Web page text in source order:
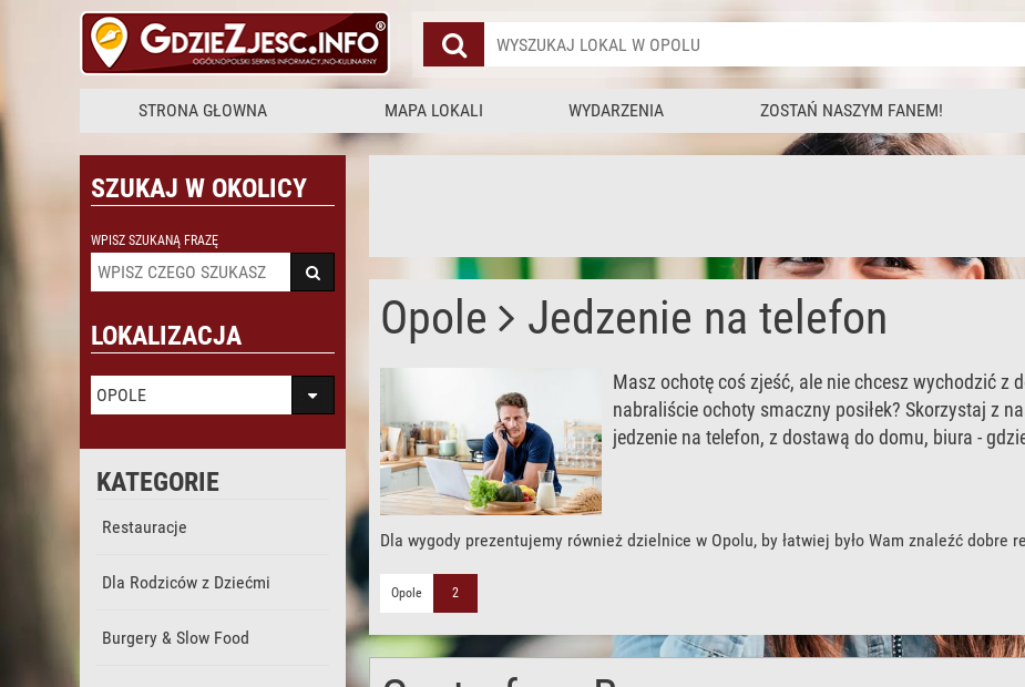
STRONA GŁOWNA MAPA LOKALI WYDARZENIA ZOSTAŃ NASZYM FANEM!
SZUKAJ W OKOLICY
WPISZ SZUKANĄ FRAZĘ
LOKALIZACJA
OPOLE
KATEGORIE
Restauracje
Dla Rodziców z Dziećmi
Burgery & Slow Food
Opole Jedzenie na telefon
Masz ochotę coś zjeść, ale nie chcesz wychodzić z
nabraliście ochoty smaczny posiłek? Skorzystaj z
jedzenie na telefon, z dostawą do domu, biura -
Dla wygody prezentujemy również dzielnice w Opolu, by łatwiej było Wam znaleźć dobre
Opole 2